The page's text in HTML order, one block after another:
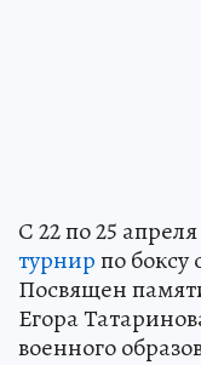
С 22 по 25
турнирпо
Посвящен
Егора
военного